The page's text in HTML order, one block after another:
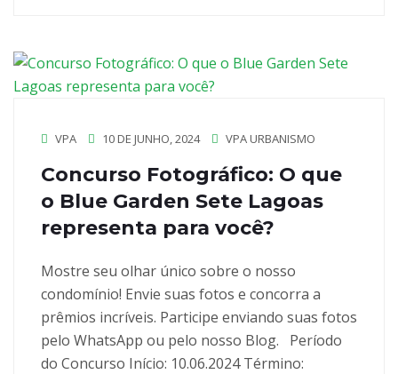
VPA 10 DE JUNHO, 2024 VPA URBANISMO
Concurso Fotográfico: O que
o Blue Garden Sete Lagoas
representa para você?
Mostre seu olhar único sobre o nosso
condomínio! Envie suas fotos e concorra a
prêmios incríveis. Participe enviando suas fotos
pelo WhatsApp ou pelo nosso Blog. Período
do Concurso Início: 10.06.2024 Término: